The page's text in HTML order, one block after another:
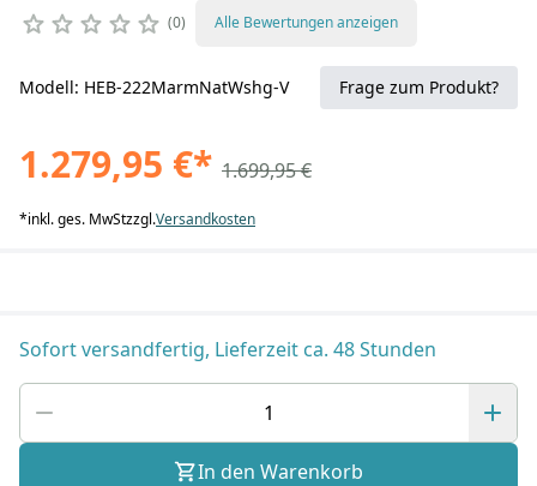
0 Alle Bewertungen anzeigen
Modell: HEB-222MarmNatWshg-V Frage zum Produkt?
1.279,95 €* 1.699,95 €
*inkl. ges. MwStzzgl.Versandkosten
Sofort versandfertig, Lieferzeit ca. 48 Stunden
In den Warenkorb